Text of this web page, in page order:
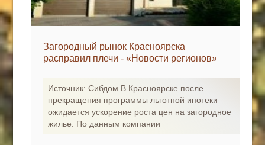
Загородный рынок Красноярска
расправил плечи - «Новости регионов»
Источник: Сибдом В Красноярске после
прекращения программы льготной ипотеки
ожидается ускорение роста цен на загородное
жилье. По данным компании